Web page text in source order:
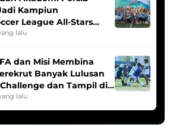
Kampiun
League All-Stars
lalu
dan Misi Membina
Banyak Lulusan
dan Tampil di
League
lalu